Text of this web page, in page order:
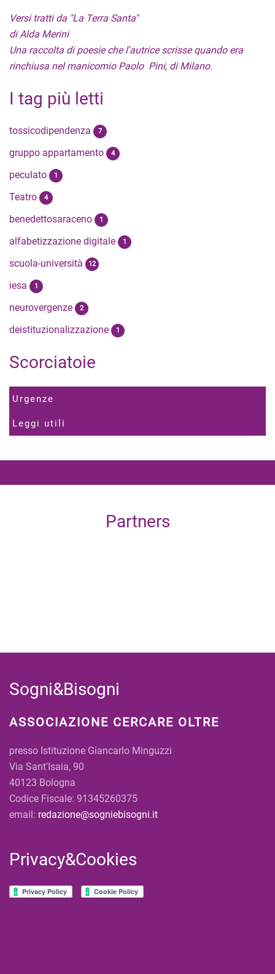
Versi tratti da "La Terra Santa"
di Alda Merini
Una raccolta di poesie che l'autrice scrisse quando era
rinchiusa nel manicomio Paolo Pini, di Milano.
I tag più letti
tossicodipendenza 7
gruppo appartamento 4
peculato 1
Teatro 4
benedettosaraceno 1
alfabetizzazione digitale 1
scuola-università 12
iesa 1
neurovergenze 2
deistituzionalizzazione 1
Scorciatoie
Urgenze
Leggi utili
Partners
Sogni&Bisogni
ASSOCIAZIONE CERCARE OLTRE
presso Istituzione Giancarlo Minguzzi
Via Sant'Isaia, 90
40123 Bologna
Codice Fiscale: 91345260375
email: redazione@sogniebisogni.it
Privacy&Cookies